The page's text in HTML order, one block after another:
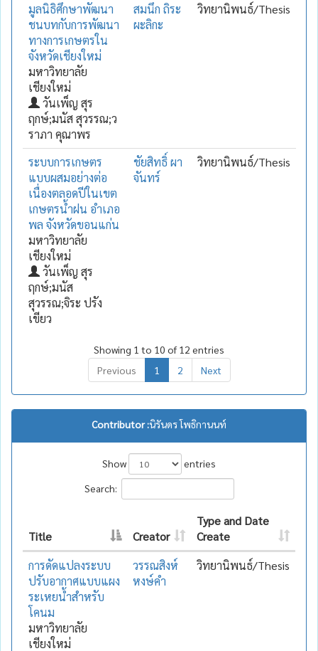
มูลนิธิศึกษาพัฒนา
ชนบทกับการพัฒนา
ทางการเกษตรใน
จังหวัดเชียงใหม่
มหาวิทยาลัย
เชียงใหม่
วันเพ็ญ สุร
ฤกษ์;มนัส สุวรรณ;ว
ราภา คุณาพร
สมนึก ถิระ
ผะลิกะ
วิทยานิพนธ์/Thesis
ระบบการเกษตร
แบบผสมอย่างต่อ
เนื่องตลอดปีในเขต
เกษตรน้ำฝน อำเภอ
พล จังหวัดขอนแก่น
มหาวิทยาลัย
เชียงใหม่
วันเพ็ญ สุร
ฤกษ์;มนัส
สุวรรณ;จิระ ปรัง
เขียว
ชัยสิทธิ์ ผา
จันทร์
วิทยานิพนธ์/Thesis
Showing 1 to 10 of 12 entries
Previous
1 2 Next
Contributor :นิรันดร โพธิกานนท์
Show
entries
Search:
Title Creator
Type and Date
Create
การดัดแปลงระบบ
ปรับอากาศแบบแผง
ระเหยน้ำสำหรับ
โคนม
มหาวิทยาลัย
เชียงใหม่
วรรณสิงห์
หงษ์คำ
วิทยานิพนธ์/Thesis